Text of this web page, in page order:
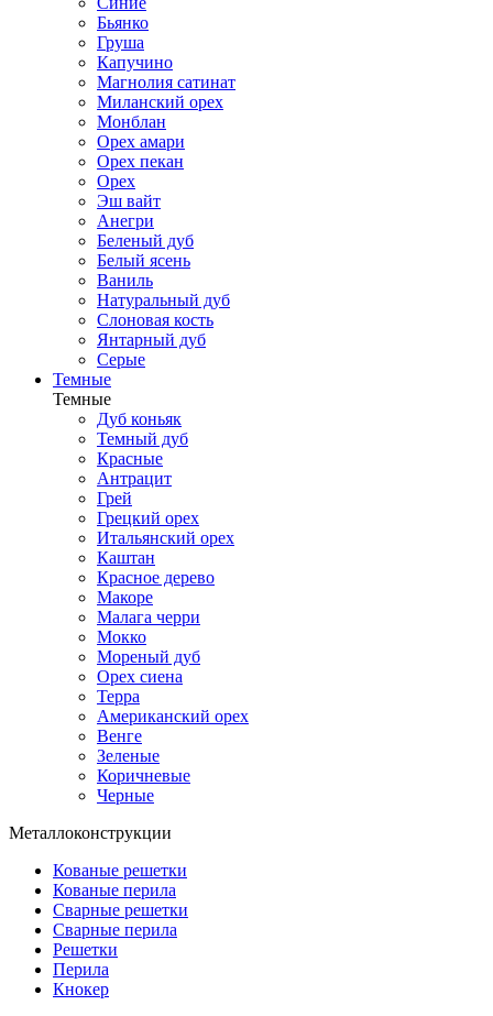
Бьянко
Груша
Капучино
Магнолия сатинат
Миланский орех
Монблан
Орех амари
Орех пекан
Орех
Эш вайт
Анегри
Беленый дуб
Белый ясень
Ваниль
Натуральный дуб
Слоновая кость
Янтарный дуб
Серые
Темные
Темные
Дуб коньяк
Темный дуб
Красные
Антрацит
Грей
Грецкий орех
Итальянский орех
Каштан
Красное дерево
Макоре
Малага черри
Мокко
Мореный дуб
Орех сиена
Терра
Американский орех
Венге
Зеленые
Коричневые
Черные
Металлоконструкции
Кованые решетки
Кованые перила
Сварные решетки
Сварные перила
Решетки
Перила
Кнокер